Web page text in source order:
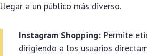
llegar a un público más diverso.
Instagram Shopping: Permite
dirigiendo a los usuarios